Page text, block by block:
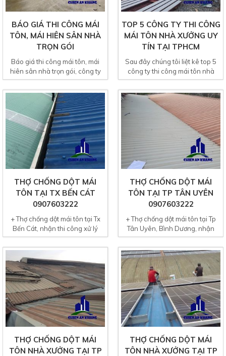
BÁO GIÁ THI CÔNG MÁI
TÔN, MÁI HIÊN SÂN NHÀ
TRỌN GÓI
Báo giá thi công mái tôn, mái
hiên sân nhà trọn gói, công ty
chuyên khảo sát và báo...
TOP 5 CÔNG TY THI CÔNG
MÁI TÔN NHÀ XƯỞNG UY
TÍN TẠI TPHCM
Sau đây chúng tôi liệt kê top 5
công ty thi công mái tôn nhà
xưởng uy tín tại TpHCM...
THỢ CHỐNG DỘT MÁI
TÔN TẠI TX BẾN CÁT
0907603222
+ Thợ chống dột mái tôn tại Tx
Bến Cát, nhận thi công xử lý
chống dột mái tôn...
THỢ CHỐNG DỘT MÁI
TÔN TẠI TP TÂN UYÊN
0907603222
+ Thợ chống dột mái tôn tại Tp
Tân Uyên, Bình Dương, nhận
chống dột mái tôn nhà...
THỢ CHỐNG DỘT MÁI
TÔN NHÀ XƯỞNG TẠI TP
THỢ CHỐNG DỘT MÁI
TÔN NHÀ XƯỞNG TẠI TP